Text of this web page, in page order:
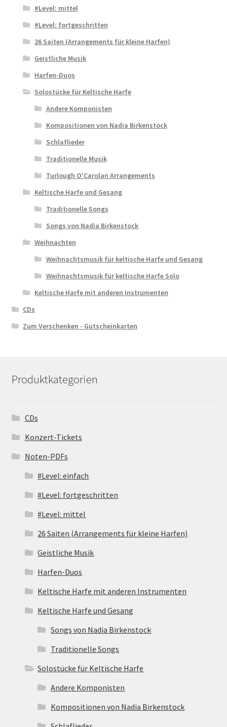
#Level: mittel
#Level: fortgeschritten
26 Saiten (Arrangements für kleine Harfen)
Geistliche Musik
Harfen-Duos
Solostücke für Keltische Harfe
Andere Komponisten
Kompositionen von Nadia Birkenstock
Schlaflieder
Traditionelle Musik
Turlough O'Carolan Arrangements
Keltische Harfe und Gesang
Traditionelle Songs
Songs von Nadia Birkenstock
Weihnachten
Weihnachtsmusik für keltische Harfe und Gesang
Weihnachtsmusik für keltische Harfe Solo
Keltische Harfe mit anderen Instrumenten
CDs
Zum Verschenken - Gutscheinkarten
Produktkategorien
CDs
Konzert-Tickets
Noten-PDFs
#Level: einfach
#Level: fortgeschritten
#Level: mittel
26 Saiten (Arrangements für kleine Harfen)
Geistliche Musik
Harfen-Duos
Keltische Harfe mit anderen Instrumenten
Keltische Harfe und Gesang
Songs von Nadia Birkenstock
Traditionelle Songs
Solostücke für Keltische Harfe
Andere Komponisten
Kompositionen von Nadia Birkenstock